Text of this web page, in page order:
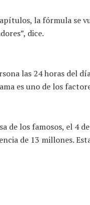
la fórmula se
dice.
las 24 horas del
es uno de los
de los famosos, el 4
de 13 millones.